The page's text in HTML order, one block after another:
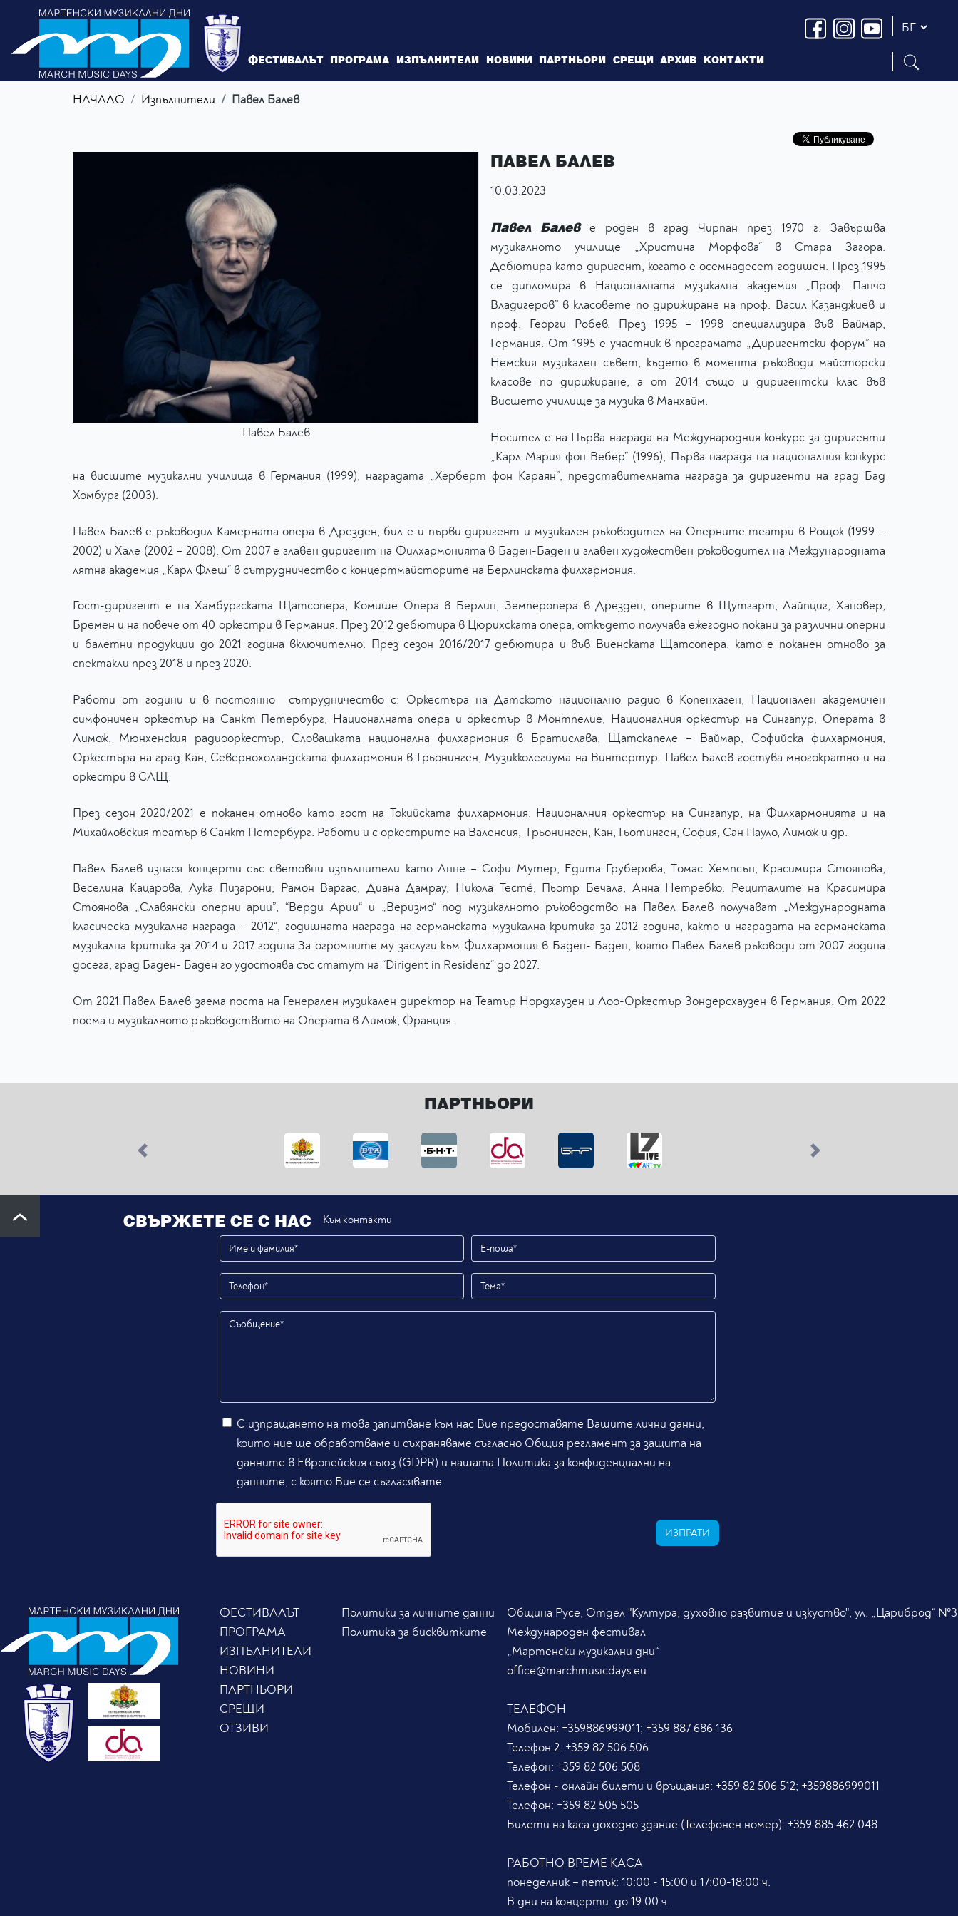
ФЕСТИВАЛЪТ ПРОГРАМА ИЗПЪЛНИТЕЛИ НОВИНИ ПАРТНЬОРИ СРЕЩИ АРХИВ КОНТАКТИ
НАЧАЛО Изпълнители Павел Балев
Павел Балев
ПАВЕЛ БАЛЕВ
10.03.2023
Павел Балеве роден в град Чирпан през 1970 г. Завършва
музикалното училище „Христина Морфова“ в Стара Загора.
Дебютира като диригент, когато е осемнадесет годишен. През 1995
сe дипломирa в Националната музикална академия „Проф. Панчо
Владигеров” в класовете по дирижиране на проф. Васил Казанджиев и
проф. Георги Робев. През 1995 – 1998 специализира във Ваймар,
Германия. От 1995 e участник в програмата „Диригентски форум” на
Немския музикален съвет, където в момента ръководи майсторски
класове по дирижиране, а от 2014 също и диригентски клас във
Висшето училище за музика в Манхайм.
Носител е на Първа награда на Международния конкурс за диригенти
„Карл Мария фон Вебер” (1996), Първа награда на националния конкурс
на висшите музикални училища в Германия (1999), наградата „Херберт фон Караян”, представителната награда за диригенти на град Бад
Хомбург (2003).
Павел Балев e ръководил Камерната опера в Дрезден, бил е и първи диригент и музикален ръководител на Оперните театри в Рощок (1999 –
2002) и Хале (2002 – 2008). Oт 2007 е главен диригент на Филхармонията в Баден-Баден и главен художествен ръководител на Международната
лятна академия „Карл Флеш“ в сътрудничество с концертмайсторите на Берлинската филхармония.
Гост-диригент е на Хамбургската Щатсопера, Комише Опера в Берлин, Земперопера в Дрезден, оперите в Щутгарт, Лайпциг, Хановер,
Бремен и на повече от 40 оркестри в Германия. През 2012 дебютира в Цюрихската опера, oткъдето получава ежегодно покани за различни оперни
и балетни продукции до 2021 година включително. През сезон 2016/2017 дебютира и във Виенската Щатсопера, като е поканен отново за
спектакли през 2018 и през 2020.
Работи от години и в постоянно сътрудничество с: Оркестъра на Датското национално радио в Копенхаген, Национален академичен
симфоничен оркестър на Санкт Петербург, Националната опера и оркестър в Монтпелие, Националния оркестър на Сингапур, Операта в
Лимож, Мюнхенския радиооркестър, Словашката национална филхармония в Братислава, Щатскапеле – Ваймар, Софийска филхармония,
Оркестъра на град Кан, Севернохоландската филхармония в Грьонинген, Музикколегиума на Винтертур. Павел Балев гостува многократно и на
оркестри в САЩ.
През сезон 2020/2021 е поканен отново като гост на Токийската филхармония, Националния оркестър на Сингапур, на Филхармонията и на
Михайловския театър в Санкт Петербург. Работи и с оркестрите на Валенсия, Грьонинген, Кан, Гьотинген, София, Сан Пауло, Лимож и др.
Павел Балев изнася концерти със световни изпълнители като Анне – Софи Мутер, Едита Груберова, Tомас Хемпсън, Kрасимира Стоянова,
Веселина Кацарова, Лука Пизарони, Рамон Варгас, Диана Дамрау, Никола Тестé, Пьотр Бечала, Анна Нетребко. Рециталите на Красимира
Стоянова „Славянски оперни арии”, “Верди Арии“ и „Веризмо“ под музикалното ръководство на Павел Балев получават „Международната
класическа музикална награда – 2012“, годишната награда на германската музикална критика за 2012 година, както и наградата на германската
музикална критика за 2014 и 2017 година.За огромните му заслуги към Филхармония в Баден- Баден, която Павел Балев ръководи от 2007 година
досега, град Баден- Баден го удостоява със статут на “Dirigent in Residenz“ до 2027.
От 2021 Павел Балев заема поста на Генерален музикален директор на Театър Нордхаузен и Лоо-Оркестър Зондерсхаузен в Германия. От 2022
поема и музикалното ръководството на Операта в Лимож, Франция.
ПАРТНЬОРИ
Previous Next
СВЪРЖЕТЕ СЕ С НАС Към контакти
С изпращането на това запитване към нас Вие предоставяте Вашите лични данни,
които ние ще обработваме и съхраняваме съгласно Общия регламент за защита на
данните в Европейския съюз (GDPR) и нашата Политика за конфиденциални на
данните, с която Вие се съгласявате
ИЗПРАТИ
ФЕСТИВАЛЪТ
ПРОГРАМА
ИЗПЪЛНИТЕЛИ
НОВИНИ
ПАРТНЬОРИ
СРЕЩИ
ОТЗИВИ
Политики за личните данни
Политика за бисквитките
Община Русе, Отдел "Култура, духовно развитие и изкуство", ул. „Цариброд“ №3
Международен фестивал
„Мартенски музикални дни“
office@marchmusicdays.eu
ТЕЛЕФОН
Мобилен: +359886999011; +359 887 686 136
Телефон 2: +359 82 506 506
Телефон: +359 82 506 508
Телефон - онлайн билети и връщания: +359 82 506 512; +359886999011
Телефон: +359 82 505 505
Билети на каса доходно здание (Телефонен номер): +359 885 462 048
РАБОТНО ВРЕМЕ КАСА
понеделник – петък: 10:00 - 15:00 и 17:00-18:00 ч.
В дни на концерти: до 19:00 ч.